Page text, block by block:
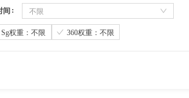
间 不限
Sg权重：不限 360权重：不限